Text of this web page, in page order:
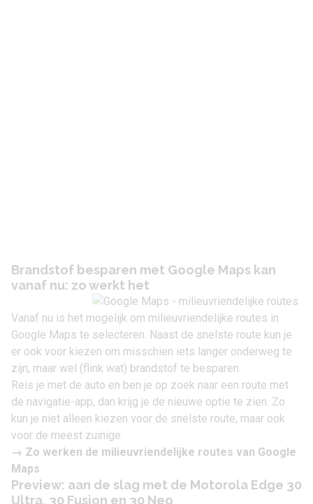
Brandstof besparen met Google Maps kan
vanaf nu: zo werkt het
Vanaf nu is het mogelijk om milieuvriendelijke routes in
Google Maps te selecteren. Naast de snelste route kun je
er ook voor kiezen om misschien iets langer onderweg te
zijn, maar wel (flink wat) brandstof te besparen.
Reis je met de auto en ben je op zoek naar een route met
de navigatie-app, dan krijg je de nieuwe optie te zien. Zo
kun je niet alleen kiezen voor de snelste route, maar ook
voor de meest zuinige.
→ Zo werken de milieuvriendelijke routes van Google
Maps
Preview: aan de slag met de Motorola Edge 30
Ultra, 30 Fusion en 30 Neo